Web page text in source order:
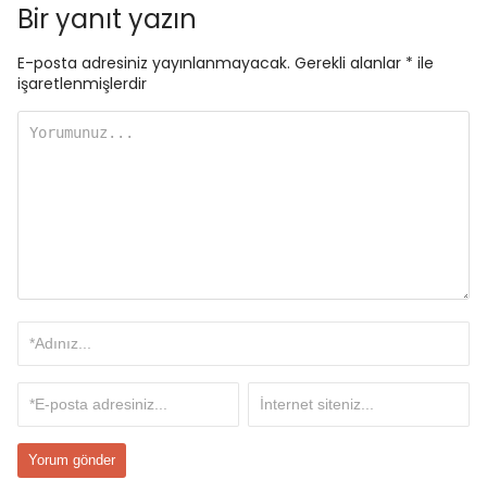
Bir yanıt yazın
E-posta adresiniz yayınlanmayacak. Gerekli alanlar * ile
işaretlenmişlerdir